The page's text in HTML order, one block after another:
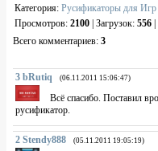
Категория: Русификаторы для Игр
Просмотров: 2100 Загрузок: 556
Всего комментариев: 3
3 bRutiq (06.11.2011 15:06:47)
Всё спасибо. Поставил
русификатор.
2 Stendy888 (05.11.2011 19:05:19)